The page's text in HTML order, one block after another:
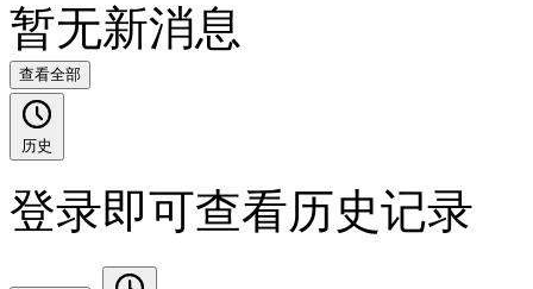
暂无新消息
查看全部
历史
登录即可查看历史记录